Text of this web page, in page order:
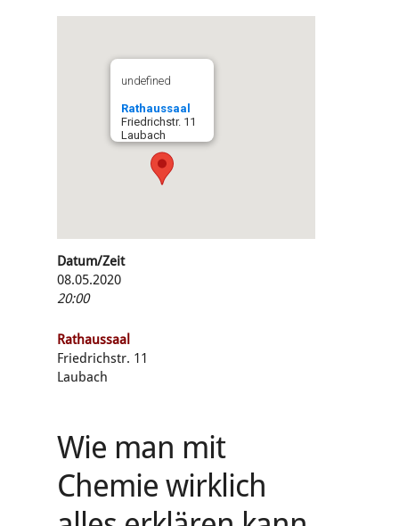
undefined
Rathaussaal
Friedrichstr. 11
Laubach
Datum/Zeit
08.05.2020
20:00
Rathaussaal
Friedrichstr. 11
Laubach
Wie man mit
Chemie wirklich